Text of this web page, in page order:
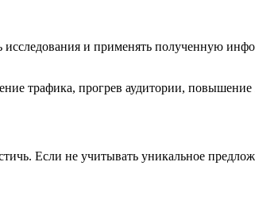
исследования и применять полученную
трафика, прогрев аудитории, повышение
Если не учитывать уникальное